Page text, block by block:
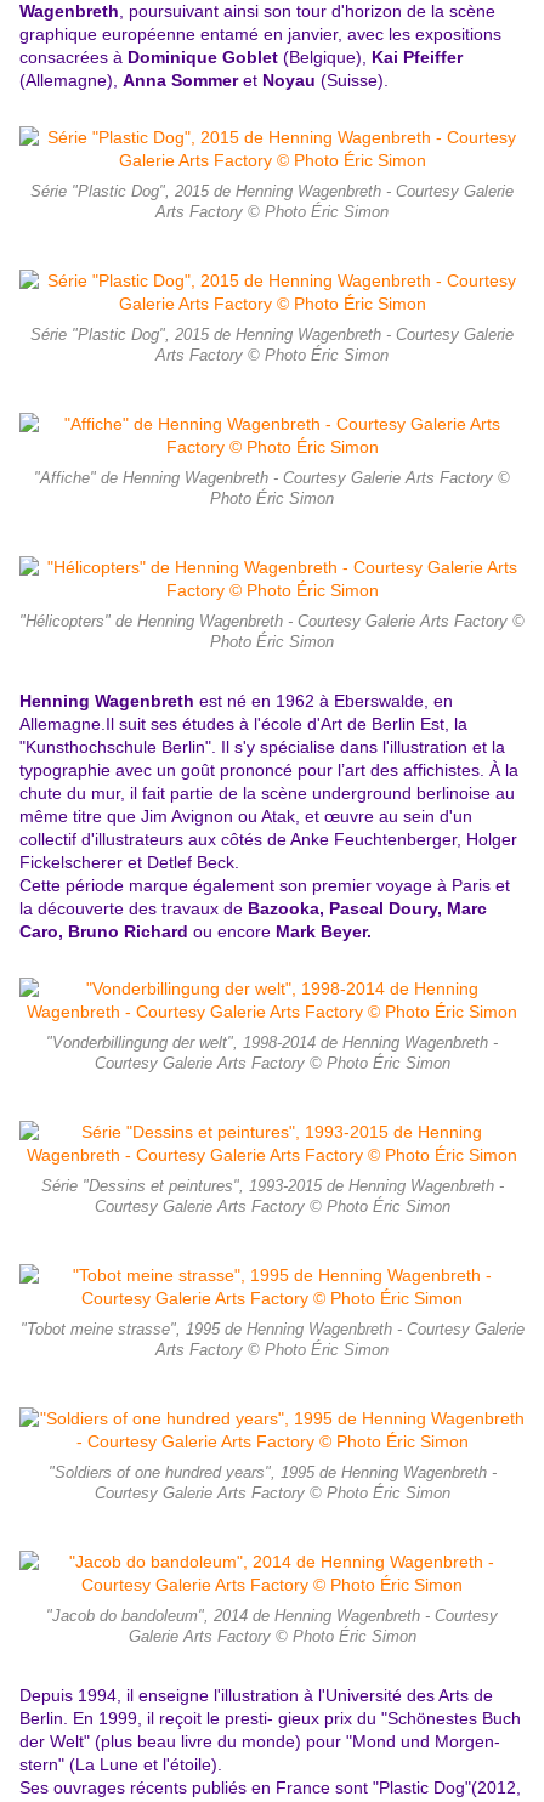
Wagenbreth , poursuivant ainsi son tour d'horizon de la scène
graphique européenne entamé en janvier, avec les expositions
consacrées à Dominique Goblet (Belgique), Kai Pfeiffer
(Allemagne), Anna Sommeret Noyau (Suisse).
Série "Plastic Dog", 2015 de Henning Wagenbreth - Courtesy Galerie
Arts Factory © Photo Éric Simon
Série "Plastic Dog", 2015 de Henning Wagenbreth - Courtesy Galerie
Arts Factory © Photo Éric Simon
"Affiche" de Henning Wagenbreth - Courtesy Galerie Arts Factory ©
Photo Éric Simon
"Hélicopters" de Henning Wagenbreth - Courtesy Galerie Arts Factory ©
Photo Éric Simon
Henning Wagenbreth est né en 1962 à Eberswalde, en
Allemagne. Il suit ses études à l'école d'Art de Berlin Est, la
"Kunsthochschule Berlin". Il s'y spécialise dans l'illustration et la
typographie avec un goût prononcé pour l’art des affichistes. À la
chute du mur, il fait partie de la scène underground berlinoise au
même titre que Jim Avignon ou Atak, et œuvre au sein d'un
collectif d'illustrateurs aux côtés de Anke Feuchtenberger, Holger
Fickelscherer et Detlef Beck.
Cette période marque également son premier voyage à Paris et
la découverte des travaux de Bazooka, Pascal Doury, Marc
Caro, Bruno Richard ou encore Mark Beyer.
"Vonderbillingung der welt", 1998-2014 de Henning Wagenbreth -
Courtesy Galerie Arts Factory © Photo Éric Simon
Série "Dessins et peintures", 1993-2015 de Henning Wagenbreth -
Courtesy Galerie Arts Factory © Photo Éric Simon
"Tobot meine strasse", 1995 de Henning Wagenbreth - Courtesy Galerie
Arts Factory © Photo Éric Simon
"Soldiers of one hundred years", 1995 de Henning Wagenbreth -
Courtesy Galerie Arts Factory © Photo Éric Simon
"Jacob do bandoleum", 2014 de Henning Wagenbreth - Courtesy
Galerie Arts Factory © Photo Éric Simon
Depuis 1994, il enseigne l'illustration à l'Université des Arts de
Berlin. En 1999, il reçoit le presti- gieux prix du "Schönestes Buch
der Welt" (plus beau livre du monde) pour "Mond und Morgen-
stern" (La Lune et l'étoile).
Ses ouvrages récents publiés en France sont "Plastic Dog"(2012,